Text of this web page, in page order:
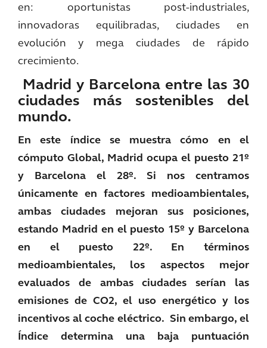
en: oportunistas post-industriales,
innovadoras equilibradas, ciudades en
evolución y mega ciudades de rápido
crecimiento.
Madrid y Barcelona entre las 30
ciudades más sostenibles del
mundo.
En este índice se muestra cómo
en el
cómputo Global, Madrid ocupa el puesto 21º
y Barcelona el 28º. Si nos centramos
únicamente en factores medioambientales,
ambas ciudades mejoran sus posiciones,
estando Madrid en el puesto 15º y Barcelona
en el puesto 22º. En términos
medioambientales, los aspectos mejor
evaluados de ambas ciudades serían las
emisiones de CO2, el uso energético y los
incentivos al coche eléctrico. Sin embargo, el
Índice determina una baja puntuación